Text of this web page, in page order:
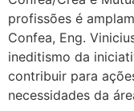
profissões é
Confea, Eng.
ineditismo da
contribuir para
necessidades da